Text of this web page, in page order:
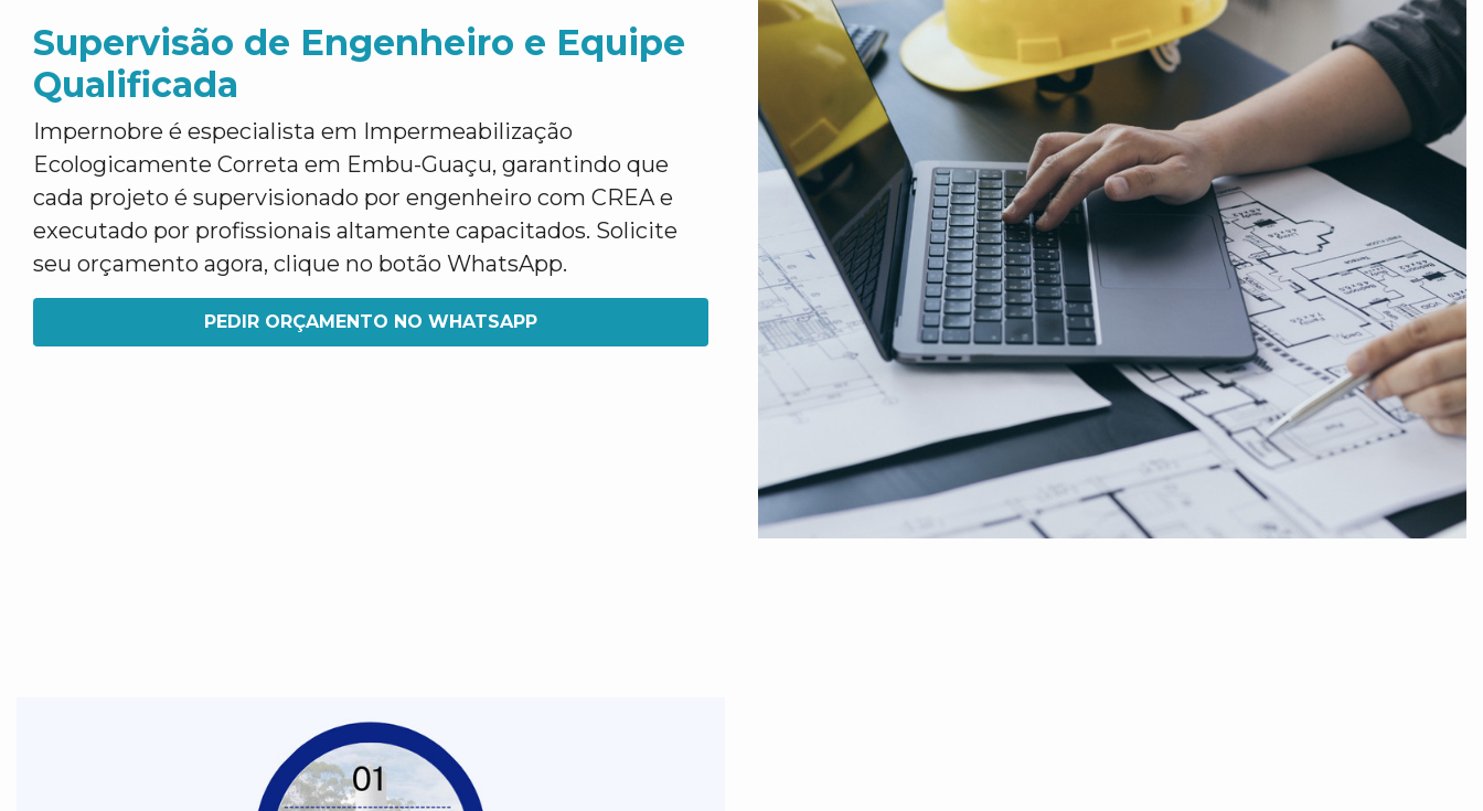
Supervisão de Engenheiro e Equipe
Qualificada
Impernobre é especialista em Impermeabilização
Ecologicamente Correta em Embu-Guaçu, garantindo que
cada projeto é supervisionado por engenheiro com CREA e
executado por profissionais altamente capacitados. Solicite
seu orçamento agora, clique no botão WhatsApp.
PEDIR ORÇAMENTO NO WHATSAPP